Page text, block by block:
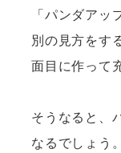
「パンダアッ
別の見方をす
面目に作って
そうなると、
なるでしょう